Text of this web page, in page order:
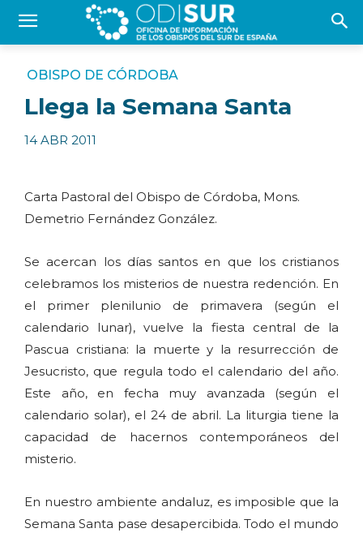
OBISPO DE CÓRDOBA
Llega la Semana Santa
14 ABR 2011
Carta Pastoral del Obispo de Córdoba, Mons.
Demetrio Fernández González.
Se acercan los días santos en que los cristianos
celebramos los misterios de nuestra redención. En
el primer plenilunio de primavera (según el
calendario lunar), vuelve la fiesta central de la
Pascua cristiana: la muerte y la resurrección de
Jesucristo, que regula todo el calendario del año.
Este año, en fecha muy avanzada (según el
calendario solar), el 24 de abril. La liturgia tiene la
capacidad de hacernos contemporáneos del
misterio.
En nuestro ambiente andaluz, es imposible que la
Semana Santa pase desapercibida. Todo el mundo